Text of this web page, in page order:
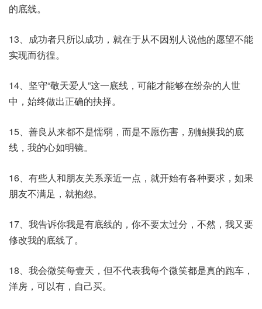
的底线。
13、成功者只所以成功，就在于从不因别人说他的愿望不能
实现而彷徨。
14、坚守“敬天爱人”这一底线，可能才能够在纷杂的人世
中，始终做出正确的抉择。
15、善良从来都不是懦弱，而是不愿伤害，别触摸我的底
线，我的心如明镜。
16、有些人和朋友关系亲近一点，就开始有各种要求，如果
朋友不满足，就抱怨。
17、我告诉你我是有底线的，你不要太过分，不然，我又要
修改我的底线了。
18、我会微笑每壹天，但不代表我每个微笑都是真的跑车，
洋房，可以有，自己买。